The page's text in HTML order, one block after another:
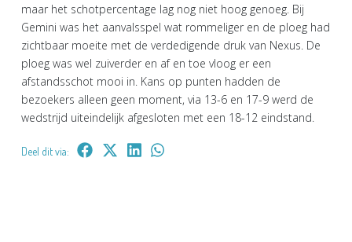
maar het schotpercentage lag nog niet hoog genoeg. Bij
Gemini was het aanvalsspel wat rommeliger en de ploeg had
zichtbaar moeite met de verdedigende druk van Nexus. De
ploeg was wel zuiverder en af en toe vloog er een
afstandsschot mooi in. Kans op punten hadden de
bezoekers alleen geen moment, via 13-6 en 17-9 werd de
wedstrijd uiteindelijk afgesloten met een 18-12 eindstand.
Deel dit via: